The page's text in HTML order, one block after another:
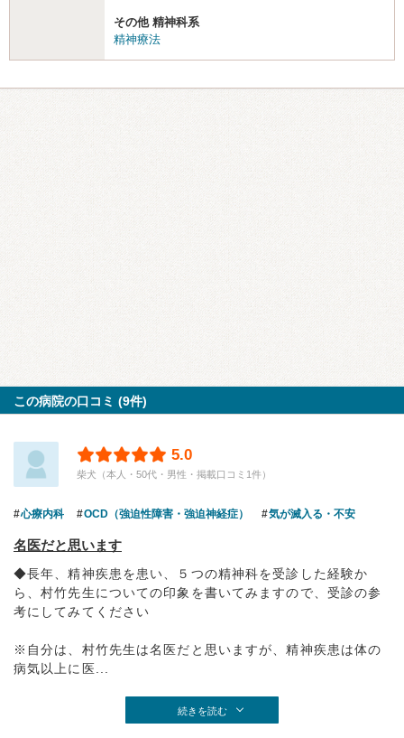
その他 精神科系
精神療法
この病院の口コミ (9件)
5.0
柴犬（本人・50代・男性・掲載口コミ1件）
心療内科 OCD（強迫性障害・強迫神経症） 気が滅入る・不安
名医だと思います
◆長年、精神疾患を患い、５つの精神科を受診した経験か
ら、村竹先生についての印象を書いてみますので、受診の参
考にしてみてください
※自分は、村竹先生は名医だと思いますが、精神疾患は体の
病気以上に医...
続きを読む